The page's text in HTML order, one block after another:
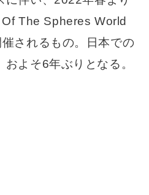
The Spheres World
されるもの。日本での
よそ6年ぶりとなる。